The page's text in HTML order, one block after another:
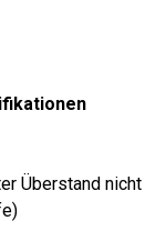
Überstand nicht